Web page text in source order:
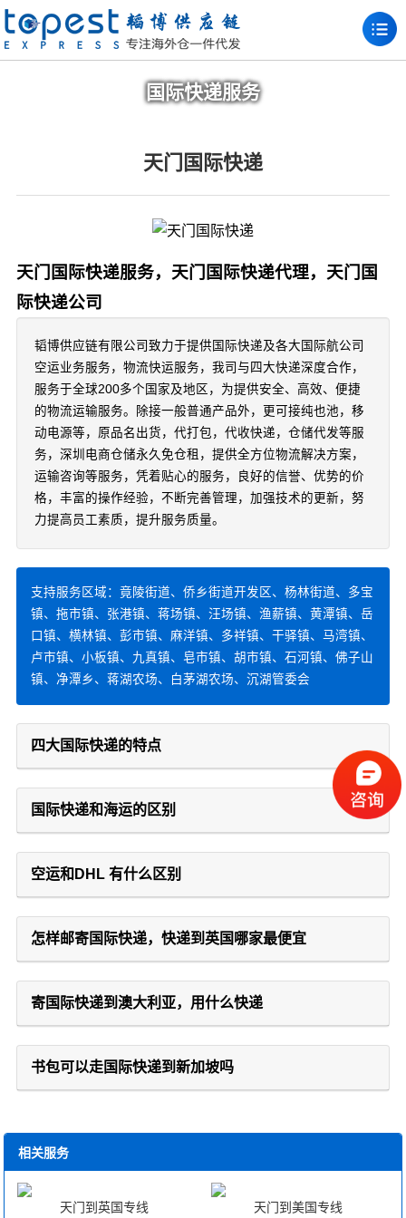
国际快递服务
天门国际快递
天门国际快递服务，天门国际快递代理，天门国
际快递公司
韬博供应链有限公司致力于提供国际快递及各大国际航公司
空运业务服务，物流快运服务，我司与四大快递深度合作，
服务于全球200多个国家及地区，为提供安全、高效、便捷
的物流运输服务。除接一般普通产品外，更可接纯也池，移
动电源等，原品名出货，代打包，代收快递，仓储代发等服
务，深圳电商仓储永久免仓租，提供全方位物流解决方案，
运输咨询等服务，凭着贴心的服务，良好的信誉、优势的价
格，丰富的操作经验，不断完善管理，加强技术的更新，努
力提高员工素质，提升服务质量。
支持服务区域：竟陵街道、侨乡街道开发区、杨林街道、多宝
镇、拖市镇、张港镇、蒋场镇、汪场镇、渔薪镇、黄潭镇、岳
口镇、横林镇、彭市镇、麻洋镇、多祥镇、干驿镇、马湾镇、
卢市镇、小板镇、九真镇、皂市镇、胡市镇、石河镇、佛子山
镇、净潭乡、蒋湖农场、白茅湖农场、沉湖管委会
四大国际快递的特点
国际快递和海运的区别
空运和DHL 有什么区别
怎样邮寄国际快递，快递到英国哪家最便宜
寄国际快递到澳大利亚，用什么快递
书包可以走国际快递到新加坡吗
相关服务
天门到英国专线 天门到美国专线